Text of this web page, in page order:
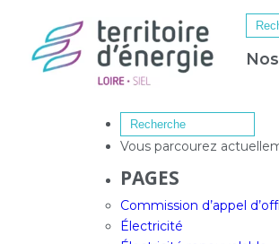
Vous parcourez
PAGES
Commission d’appel
Électricité